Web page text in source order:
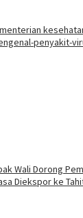
penyakit-
Wali Dorong
Diekspor ke